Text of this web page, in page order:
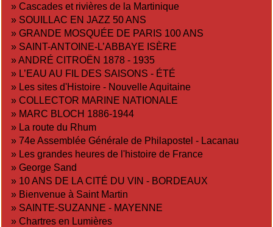
» Cascades et rivières de la Martinique
» SOUILLAC EN JAZZ 50 ANS
» GRANDE MOSQUÉE DE PARIS 100 ANS
» SAINT-ANTOINE-L’ABBAYE ISÈRE
»ANDRÉ CITROËN 1878 - 1935
» L’EAU AU FIL DES SAISONS - ÉTÉ
» Les sites d'Histoire - Nouvelle Aquitaine
» COLLECTOR MARINE NATIONALE
» MARC BLOCH 1886-1944
» La route du Rhum
» 74e Assemblée Générale de Philapostel - Lacanau
» Les grandes heures de l'histoire de France
» George Sand
» 10 ANS DE LA CITÉ DU VIN - BORDEAUX
» Bienvenue à Saint Martin
» SAINTE-SUZANNE - MAYENNE
» Chartres en Lumières